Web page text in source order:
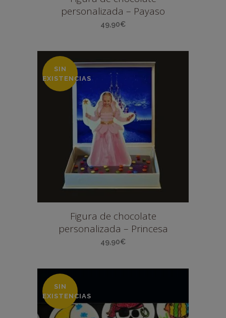
personalizada – Payaso
49,90€
SIN
EXISTENCIAS
Figura de chocolate
personalizada – Princesa
49,90€
SIN
EXISTENCIAS